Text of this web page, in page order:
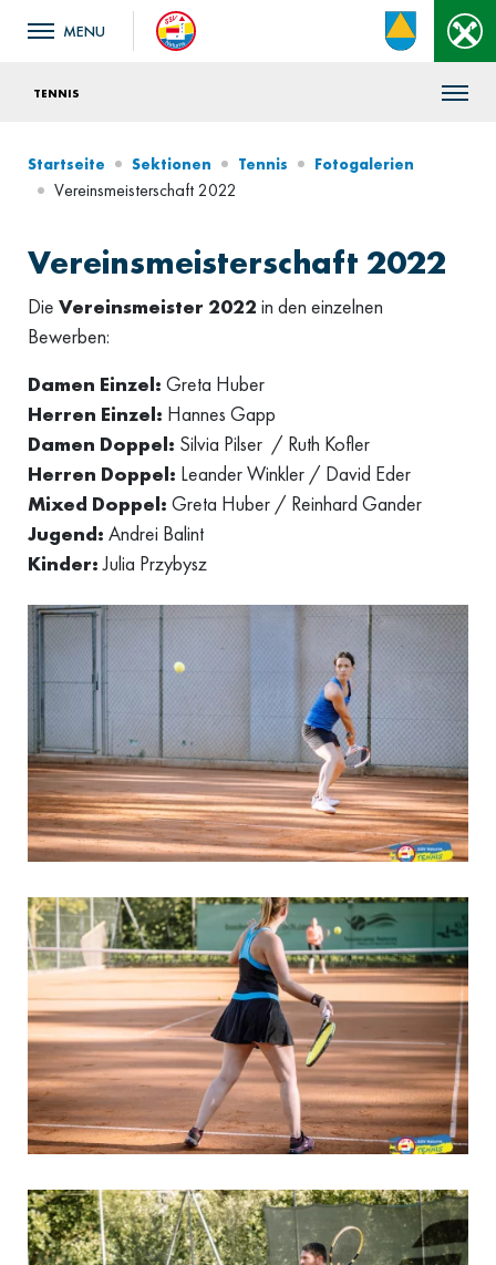
TENNIS
Startseite Sektionen Tennis Fotogalerien
Vereinsmeisterschaft 2022
Vereinsmeisterschaft 2022
Die Vereinsmeister 2022 in den einzelnen
Bewerben:
Damen Einzel: Greta Huber
Herren Einzel: Hannes Gapp
Damen Doppel: Silvia Pilser / Ruth Kofler
Herren Doppel: Leander Winkler / David Eder
Mixed Doppel: Greta Huber / Reinhard Gander
Jugend: Andrei Balint
Kinder:Julia Przybysz